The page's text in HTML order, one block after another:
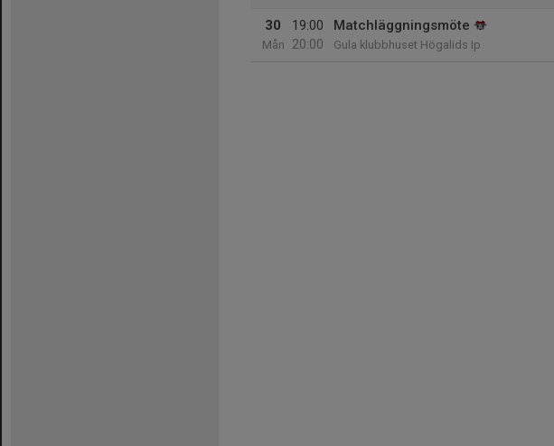
30
Mån
19:00
20:00
Matchläggningsmöte
Gula klubbhuset Högalids Ip